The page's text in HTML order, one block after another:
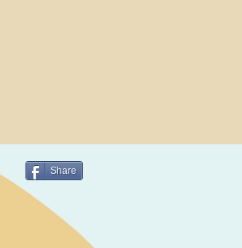
Share